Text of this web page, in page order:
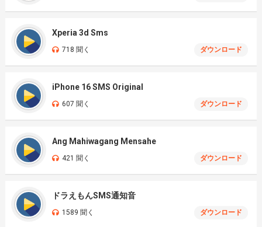
Xperia 3d Sms
718 聞く ダウンロード
iPhone 16 SMS Original
607 聞く ダウンロード
Ang Mahiwagang Mensahe
421 聞く ダウンロード
ドラえもんSMS通知音
1589 聞く ダウンロード